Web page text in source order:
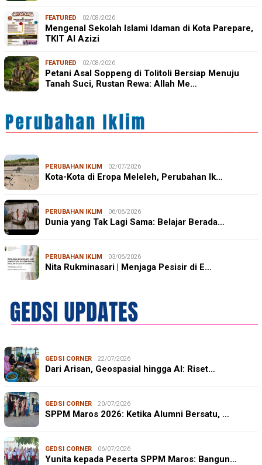
FEATURED 02/08/2026
Mengenal Sekolah Islami Idaman di Kota Parepare,
TKIT Al Azizi
FEATURED 02/08/2026
Petani Asal Soppeng di Tolitoli Bersiap Menuju
Tanah Suci, Rustan Rewa: Allah Me…
PERUBAHAN IKLIM 02/07/2026
Kota-Kota di Eropa Meleleh, Perubahan Ik…
PERUBAHAN IKLIM 06/06/2026
Dunia yang Tak Lagi Sama: Belajar Berada…
PERUBAHAN IKLIM 03/06/2026
Nita Rukminasari | Menjaga Pesisir di E…
GEDSI CORNER 22/07/2026
Dari Arisan, Geospasial hingga AI: Riset…
GEDSI CORNER 20/07/2026
SPPM Maros 2026: Ketika Alumni Bersatu, …
GEDSI CORNER 06/07/2026
Yunita kepada Peserta SPPM Maros: Bangun…